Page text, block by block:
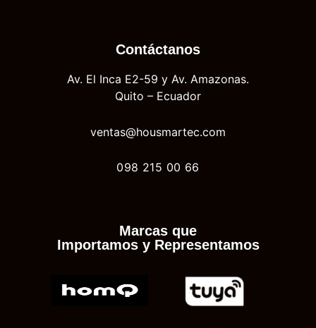
Contáctanos
Av. El Inca E2-59 y Av. Amazonas.
Quito – Ecuador
ventas@housmartec.com
098 215 00 66
Marcas que
Importamos y Representamos